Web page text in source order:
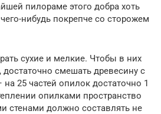
пилораме этого добра хоть
нибудь покрепче со сторожем
сухие и мелкие. Чтобы в них
смешать древесину с
25 частей опилок достаточно 1
опилками пространство
стенами должно составлять не